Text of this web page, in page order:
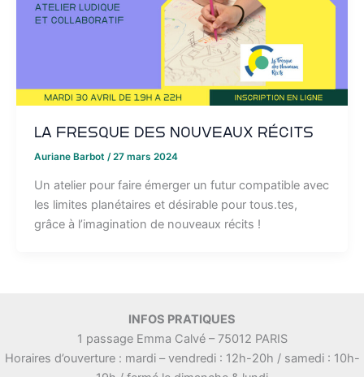
La Fresque des Nouveaux récits
Auriane Barbot /27 mars 2024
Un atelier pour faire émerger un futur compatible avec
les limites planétaires et désirable pour tous.tes,
grâce à l’imagination de nouveaux récits !
INFOS PRATIQUES
1 passage Emma Calvé – 75012 PARIS
Horaires d’ouverture : mardi – vendredi : 12h-20h / samedi : 10h-